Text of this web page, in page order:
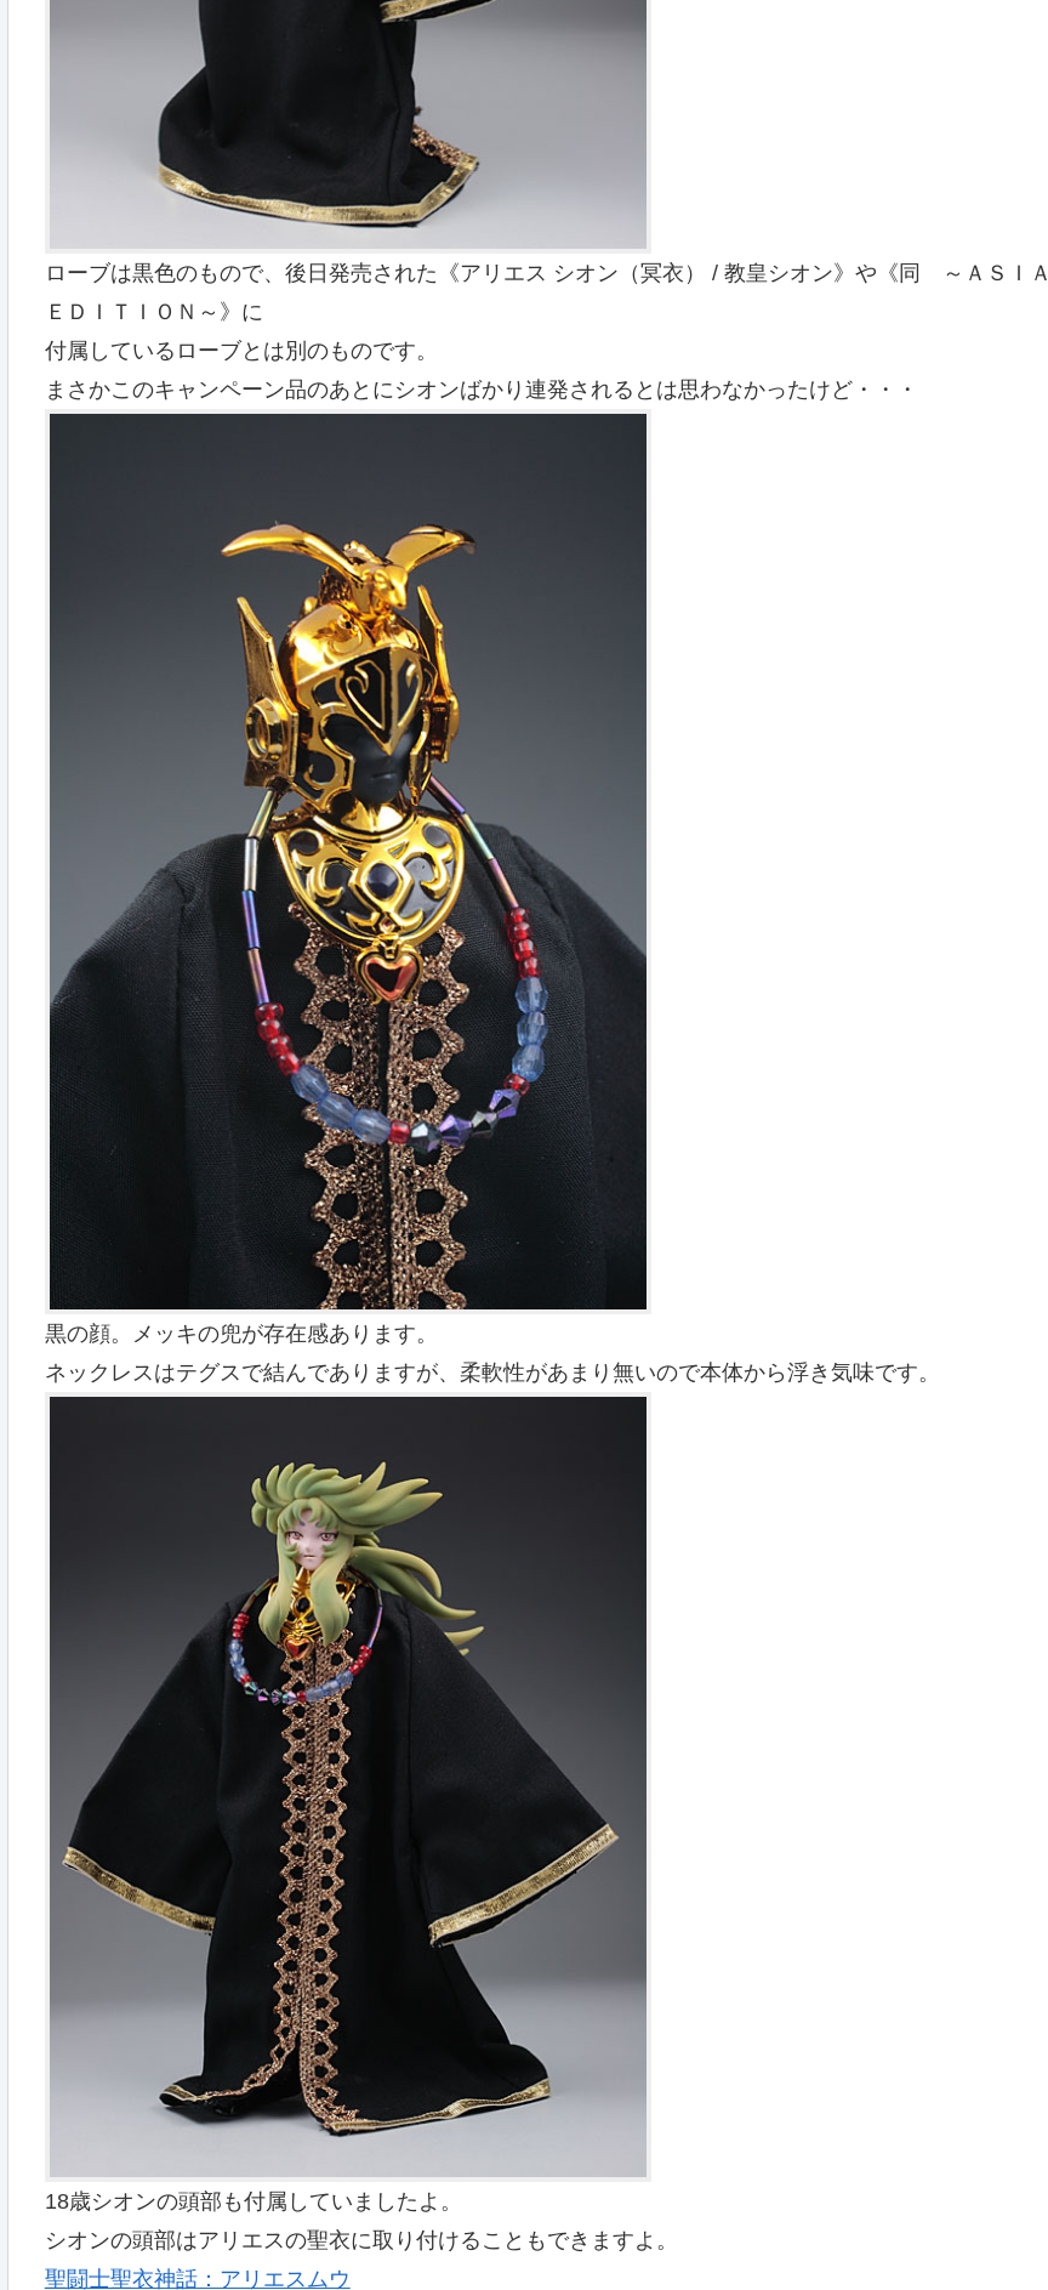
ローブは黒色のもので、後日発売された《アリエス シオン（冥衣） / 教皇シオン》や《同 ～ＡＳＩＡ
ＥＤＩＴＩＯＮ～》に
付属しているローブとは別のものです。
まさかこのキャンペーン品のあとにシオンばかり連発されるとは思わなかったけど・・・
黒の顔。メッキの兜が存在感あります。
ネックレスはテグスで結んでありますが、柔軟性があまり無いので本体から浮き気味です。
18歳シオンの頭部も付属していましたよ。
シオンの頭部はアリエスの聖衣に取り付けることもできますよ。
聖闘士聖衣神話：アリエスムウ